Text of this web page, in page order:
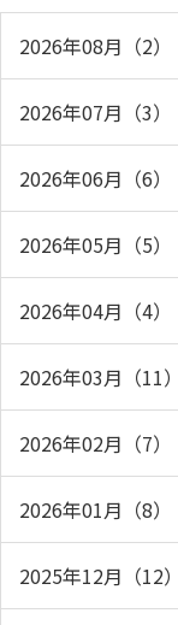
2026年08月（2）
2026年07月（3）
2026年06月（6）
2026年05月（5）
2026年04月（4）
2026年03月（11）
2026年02月（7）
2026年01月（8）
2025年12月（12）